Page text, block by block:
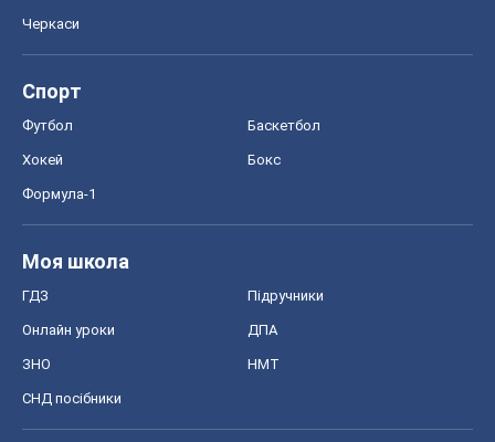
Черкаси
Спорт
Футбол Баскетбол
Хокей Бокс
Формула-1
Моя школа
ГДЗ Підручники
Онлайн уроки ДПА
ЗНО НМТ
СНД посібники